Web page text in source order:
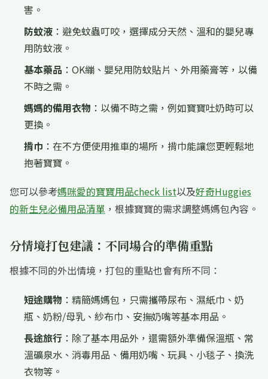
害。
防蚊液 ：避免蚊蟲叮咬，選擇成分天然、溫和的嬰兒專
用防蚊液。
基本藥品 ：OK繃、嬰兒用防蚊貼片、外用藥膏等，以備
不時之需。
媽媽的備用衣物 ：以備不時之需，例如寶寶吐奶時可以
更換。
揹巾 ：在不方便使用推車的場所，揹巾能讓您更輕鬆地
抱著寶寶。
您可以參考媽咪愛的寶寶用品check list以及好奇Huggies
的新生兒必備用品清單 ，根據寶寶的需求調整媽媽包內容。
分情境打包建議：不同場合的準備重點
根據不同的外出情境，打包的重點也會有所不同：
短途購物 ：精簡媽媽包，只需攜帶尿布、濕紙巾、奶
瓶、奶粉/母乳、紗布巾、安撫奶嘴等基本用品。
長途旅行 ：除了基本用品外，還需額外準備保溫瓶、常
溫礦泉水、消毒用品、備用奶嘴、玩具、小毯子、換洗
衣物等。